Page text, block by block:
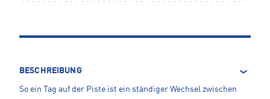
BESCHREIBUNG
So ein Tag auf der Piste ist ein ständiger Wechsel zwischen